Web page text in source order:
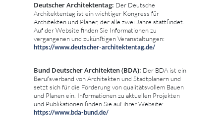
Deutscher Architektentag: Der Deutsche
Architektentag ist ein wichtiger Kongress für
Architekten und Planer, der alle zwei Jahre stattfindet.
Auf der Website finden Sie Informationen zu
vergangenen und zukünftigen Veranstaltungen:
https://www.deutscher-architektentag.de/
Bund Deutscher Architekten (BDA): Der BDA ist ein
Berufsverband von Architekten und Stadtplanern und
setzt sich für die Förderung von qualitätsvollem Bauen
und Planen ein. Informationen zu aktuellen Projekten
und Publikationen finden Sie auf ihrer Website:
https://www.bda-bund.de/